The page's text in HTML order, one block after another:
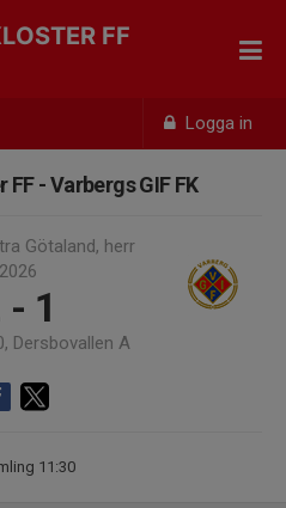
Logga in
FF
- Varbergs GIF FK
Götaland, herr
2026
1
Dersbovallen A
11:30